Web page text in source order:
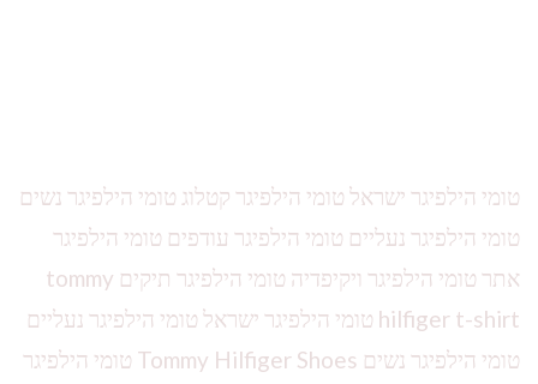
טומי הילפיגר ישראל טומי הילפיגר קטלוג טומי הילפיגר נשים
טומי הילפיגר נעליים טומי הילפיגר עודפים טומי הילפיגר
אתר טומי הילפיגר ויקיפדיה טומי הילפיגר תיקים tommy
hilfiger t-shirt טומי הילפיגר ישראל טומי הילפיגר נעליים
טומי הילפיגר נשים Tommy Hilfiger Shoes טומי הילפיגר